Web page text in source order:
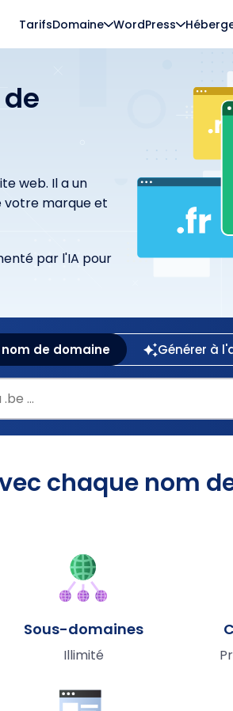
TarifsDomaine WordPress
web. Il a un
marque et
par l'IA pour
de domaine Générer à
chaque nom
Sous-domaines
Illimité